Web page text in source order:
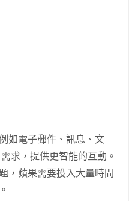
如電子郵件、訊息、文
求，提供更智能的互動。
，蘋果需要投入大量時間